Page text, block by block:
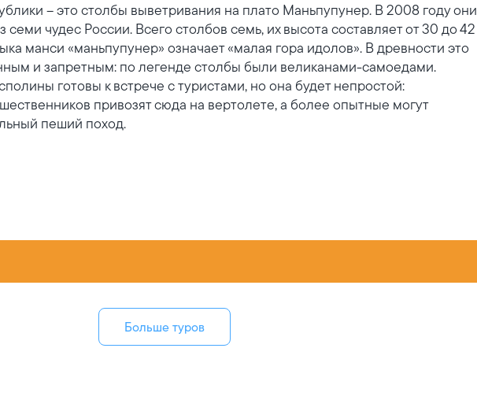
– это столбы выветривания на плато Маньпупунер. В 2008 году они
чудес России. Всего столбов семь, их высота составляет от 30 до 42
манси «маньпупунер» означает «малая гора идолов». В древности это
и запретным: по легенде столбы были великанами-самоедами.
готовы к встрече с туристами, но она будет непростой:
привозят сюда на вертолете, а более опытные могут
пеший поход.
Больше туров